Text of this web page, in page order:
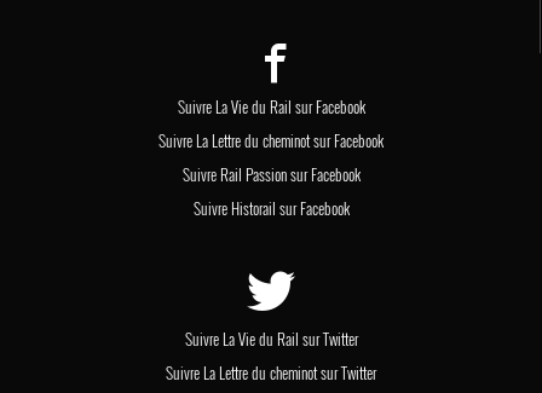
Suivre La Vie du Rail sur Facebook
Suivre La Lettre du cheminot sur Facebook
Suivre Rail Passion sur Facebook
Suivre Historail sur Facebook
Suivre La Vie du Rail sur Twitter
Suivre La Lettre du cheminot sur Twitter